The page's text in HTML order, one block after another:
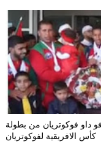
داو فوكوتريان من بطولة
كأس الافريقية لفوكوتريان